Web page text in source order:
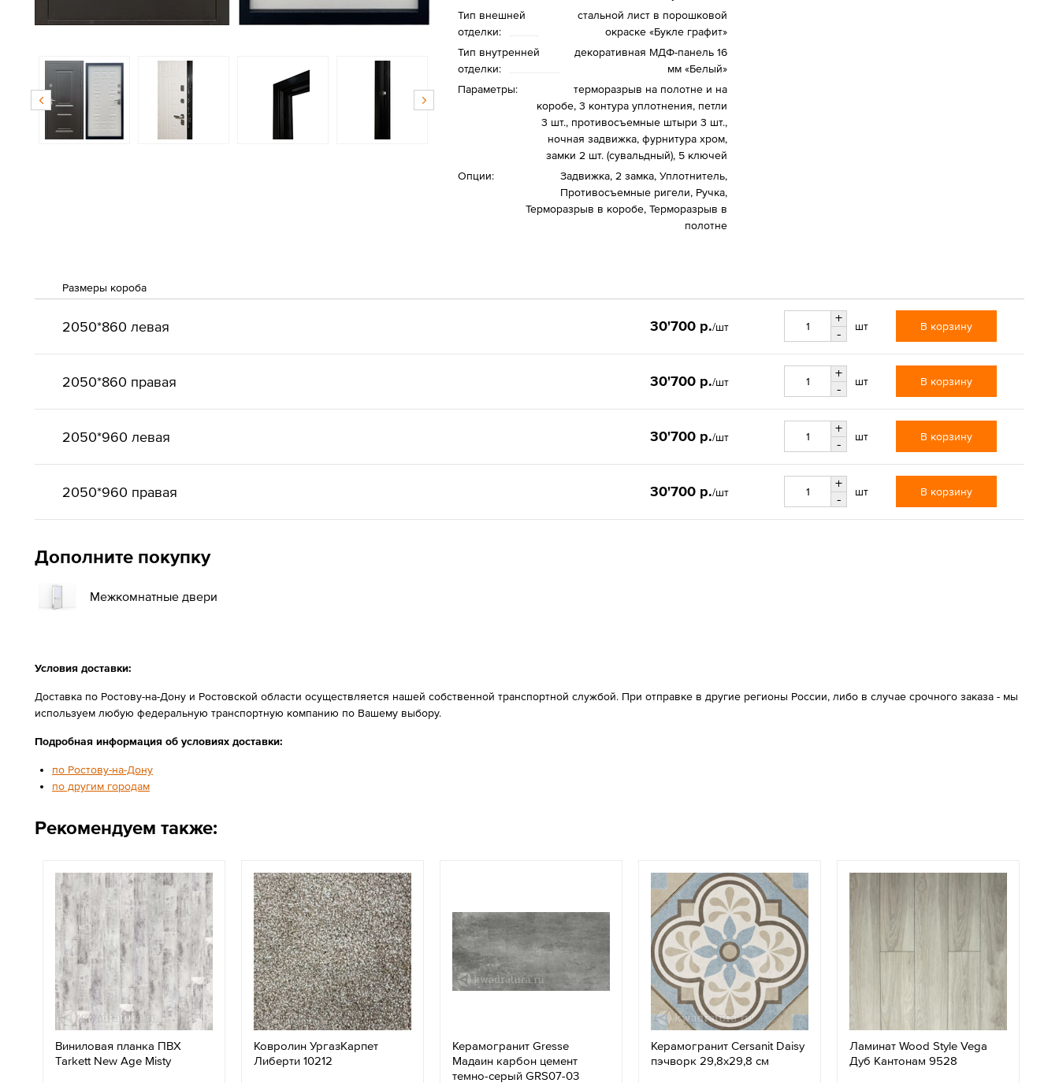
Тип внешней
отделки:
стальной лист в порошковой
окраске «Букле графит»
Тип внутренней
отделки:
декоративная МДФ-панель 16
мм «Белый»
Параметры:
терморазрыв на полотне и на
коробе, 3 контура уплотнения, петли
3 шт., противосъемные штыри 3 шт.,
ночная задвижка, фурнитура хром,
замки 2 шт. (сувальдный), 5 ключей
Опции:
Задвижка, 2 замка, Уплотнитель,
Противосъемные ригели, Ручка,
Терморазрыв в коробе, Терморазрыв в
полотне
Размеры короба
2050*860 левая 30'700 р./шт
+
-
шт В корзину
2050*860 правая 30'700 р./шт
+
-
шт В корзину
2050*960 левая 30'700 р./шт
+
-
шт В корзину
2050*960 правая 30'700 р./шт
+
-
шт В корзину
Дополните покупку
Межкомнатные двери
Условия доставки:
Доставка по Ростову-на-Дону и Ростовской области осуществляется нашей собственной транспортной службой. При отправке в другие регионы России, либо в случае срочного заказа - мы
используем любую федеральную транспортную компанию по Вашему выбору.
Подробная информация об условиях доставки:
по Ростову-на-Дону
по другим городам
Рекомендуем также:
Виниловая планка ПВХ
Tarkett New Age Misty
Ковролин УргазКарпет
Либерти 10212
Керамогранит Gresse
Мадаин карбон цемент
темно-серый GRS07-03
Керамогранит Cersanit Daisy
пэчворк 29,8x29,8 см
Ламинат Wood Style Vega
Дуб Кантонам 9528